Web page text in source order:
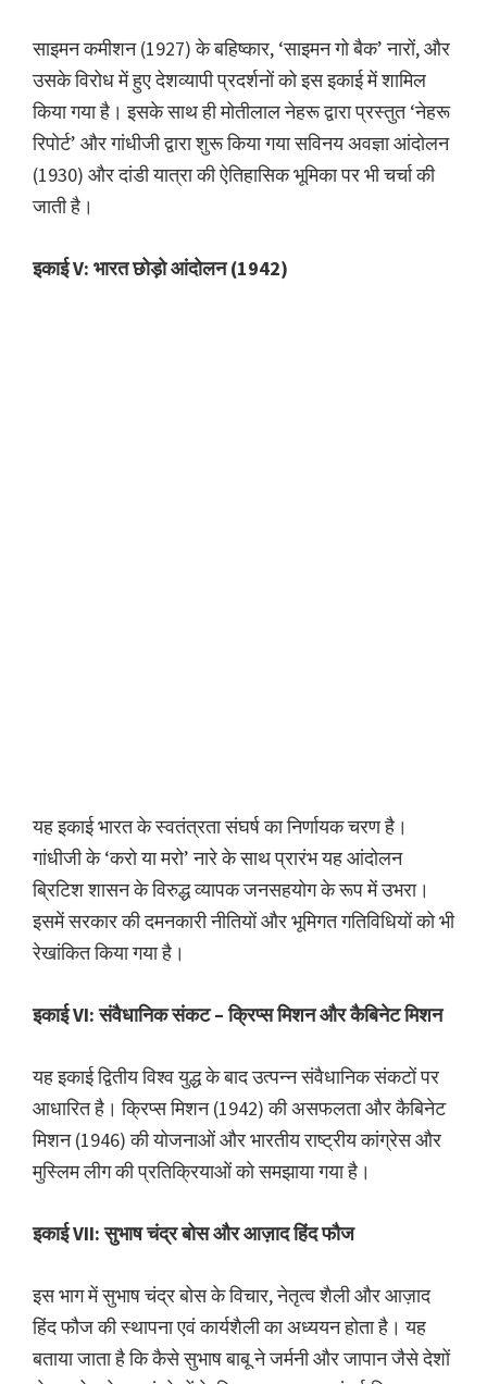
साइमन कमीशन (1927) के बहिष्कार, ‘साइमन गो बैक’ नारों, और
उसके विरोध में हुए देशव्यापी प्रदर्शनों को इस इकाई में शामिल
किया गया है। इसके साथ ही मोतीलाल नेहरू द्वारा प्रस्तुत ‘नेहरू
रिपोर्ट’ और गांधीजी द्वारा शुरू किया गया सविनय अवज्ञा आंदोलन
(1930) और दांडी यात्रा की ऐतिहासिक भूमिका पर भी चर्चा की
जाती है।
इकाई V: भारत छोड़ो आंदोलन (1942)
यह इकाई भारत के स्वतंत्रता संघर्ष का निर्णायक चरण है।
गांधीजी के ‘करो या मरो’ नारे के साथ प्रारंभ यह आंदोलन
ब्रिटिश शासन के विरुद्ध व्यापक जनसहयोग के रूप में उभरा।
इसमें सरकार की दमनकारी नीतियों और भूमिगत गतिविधियों को भी
रेखांकित किया गया है।
इकाई VI: संवैधानिक संकट – क्रिप्स मिशन और कैबिनेट मिशन
यह इकाई द्वितीय विश्व युद्ध के बाद उत्पन्न संवैधानिक संकटों पर
आधारित है। क्रिप्स मिशन (1942) की असफलता और कैबिनेट
मिशन (1946) की योजनाओं और भारतीय राष्ट्रीय कांग्रेस और
मुस्लिम लीग की प्रतिक्रियाओं को समझाया गया है।
इकाई VII: सुभाष चंद्र बोस और आज़ाद हिंद फौज
इस भाग में सुभाष चंद्र बोस के विचार, नेतृत्व शैली और आज़ाद
हिंद फौज की स्थापना एवं कार्यशैली का अध्ययन होता है। यह
बताया जाता है कि कैसे सुभाष बाबू ने जर्मनी और जापान जैसे देशों